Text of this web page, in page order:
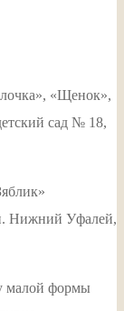
«Щенок»,
сад № 18,
Нижний Уфалей,
малой формы